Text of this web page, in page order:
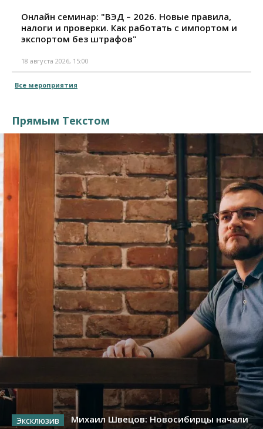
Онлайн семинар: "ВЭД – 2026. Новые правила,
налоги и проверки. Как работать с импортом и
экспортом без штрафов"
18 августа 2026, 15:00
Все мероприятия
Прямым Текстом
Михаил Швецов: Новосибирцы начали